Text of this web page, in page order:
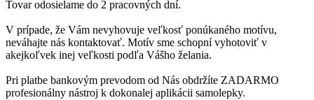
Tovar odosielame do 2 pracovných dní.
V prípade, že Vám nevyhovuje veľkosť ponúkaného motívu,
neváhajte nás kontaktovať. Motív sme schopní vyhotoviť v
akejkoľvek inej veľkosti podľa Vášho želania.
Pri platbe bankovým prevodom od Nás obdržíte ZADARMO
profesionálny nástroj k dokonalej aplikácii samolepky.